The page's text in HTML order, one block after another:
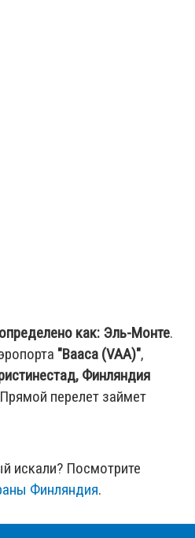
как: Эль-Монте.
"Вааса (VAA)",
Финляндия
перелет займет
искали? Посмотрите
Финляндия.